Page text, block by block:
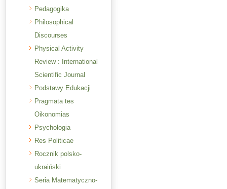
Pedagogika
Philosophical
Discourses
Physical Activity
Review : International
Scientific Journal
Podstawy Edukacji
Pragmata tes
Oikonomias
Psychologia
Res Politicae
Rocznik polsko-
ukraiński
Seria Matematyczno-